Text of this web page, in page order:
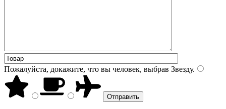
Пожалуйста, докажите, что вы человек, выбрав Звезду.